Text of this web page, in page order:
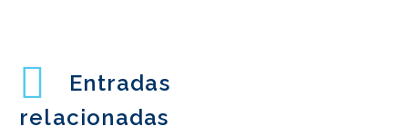
Entradas
relacionadas